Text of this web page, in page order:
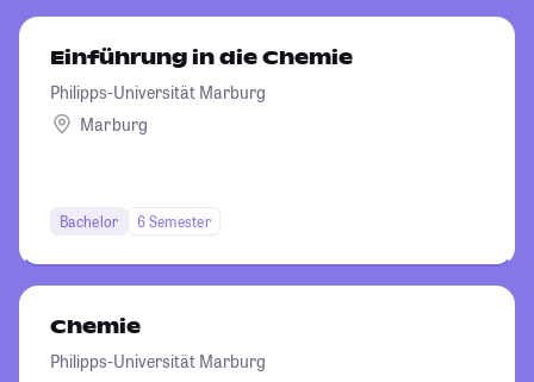
Einführung in die Chemie
Philipps-Universität Marburg
Marburg
Bachelor 6 Semester
Chemie
Philipps-Universität Marburg